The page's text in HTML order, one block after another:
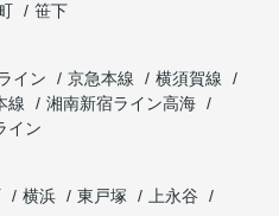
笹下
イン 京急本線
横須賀線
線
湘南新宿ライン高海
イン
横浜 東戸塚
上永谷